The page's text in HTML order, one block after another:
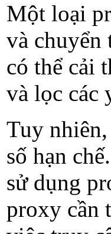
Một loại
và chuyển
có thể cải
và lọc các
Tuy
số hạn
sử dụng
proxy cần